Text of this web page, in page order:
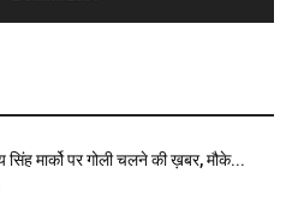
मार्को पर गोली चलने की ख़बर, मौके...